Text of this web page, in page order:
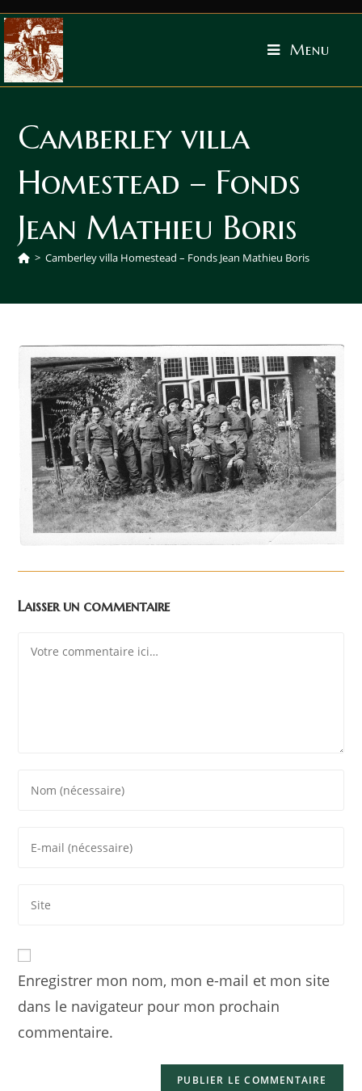
Menu
Camberley villa
Homestead – Fonds
Jean Mathieu Boris
> Camberley villa Homestead – Fonds Jean Mathieu Boris
Laisser un commentaire
Enregistrer mon nom, mon e-mail et mon site
dans le navigateur pour mon prochain
commentaire.